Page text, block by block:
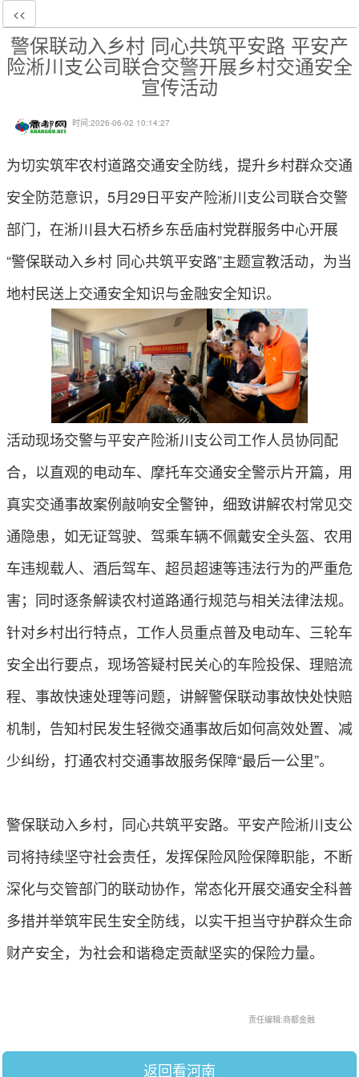
<<
警保联动入乡村 同心共筑平安路 平安产
险淅川支公司联合交警开展乡村交通安全
宣传活动
时间:2026-06-02 10:14:27
为切实筑牢农村道路交通安全防线，提升乡村群众交通
安全防范意识，5月29日平安产险淅川支公司联合交警
部门，在淅川县大石桥乡东岳庙村党群服务中心开展
“警保联动入乡村 同心共筑平安路”主题宣教活动，为当
地村民送上交通安全知识与金融安全知识。
活动现场交警与平安产险淅川支公司工作人员协同配
合，以直观的电动车、摩托车交通安全警示片开篇，用
真实交通事故案例敲响安全警钟，细致讲解农村常见交
通隐患，如无证驾驶、驾乘车辆不佩戴安全头盔、农用
车违规载人、酒后驾车、超员超速等违法行为的严重危
害；同时逐条解读农村道路通行规范与相关法律法规。
针对乡村出行特点，工作人员重点普及电动车、三轮车
安全出行要点，现场答疑村民关心的车险投保、理赔流
程、事故快速处理等问题，讲解警保联动事故快处快赔
机制，告知村民发生轻微交通事故后如何高效处置、减
少纠纷，打通农村交通事故服务保障“最后一公里”。
警保联动入乡村，同心共筑平安路。平安产险淅川支公
司将持续坚守社会责任，发挥保险风险保障职能，不断
深化与交管部门的联动协作，常态化开展交通安全科普
多措并举筑牢民生安全防线，以实干担当守护群众生命
财产安全，为社会和谐稳定贡献坚实的保险力量。
责任编辑:商都金融
返回看河南